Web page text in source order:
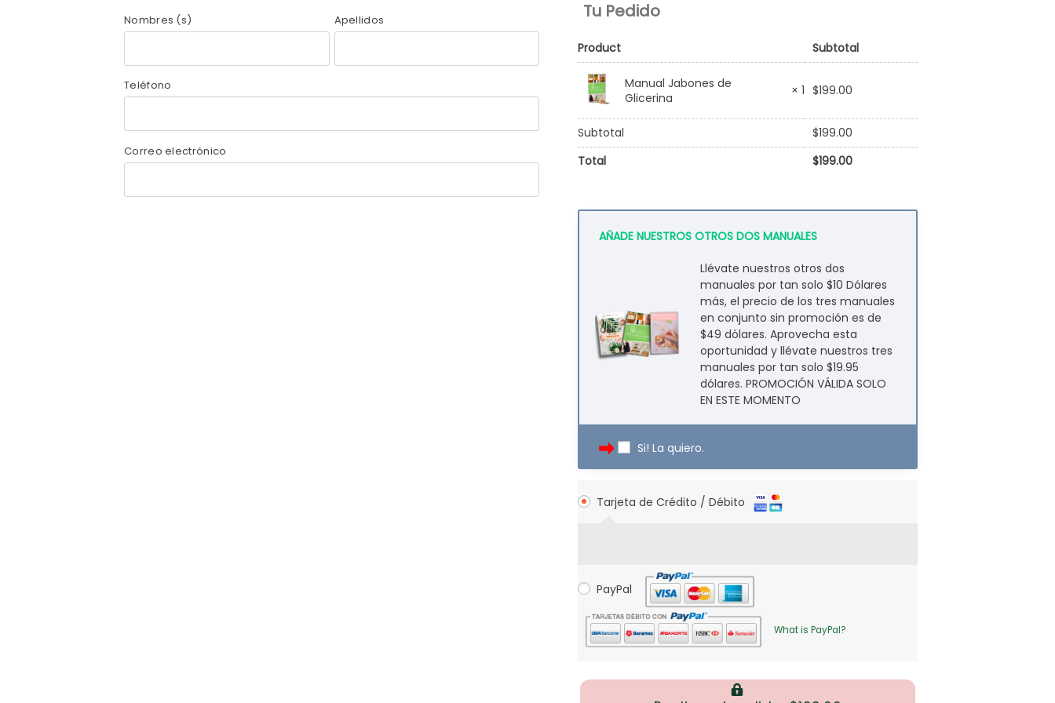
Nombres (s) Apellidos
Teléfono
Correo electrónico
Product Subtotal
Manual Jabones de
Glicerina
× 1 $199.00
Subtotal $199.00
Total
$199.00
AÑADE NUESTROS OTROS DOS MANUALES
Llévate nuestros otros dos
manuales por tan solo $10 Dólares
más, el precio de los tres manuales
en conjunto sin promoción es de
$49 dólares. Aprovecha esta
oportunidad y llévate nuestros tres
manuales por tan solo $19.95
dólares. PROMOCIÓN VÁLIDA SOLO
EN ESTE MOMENTO
Si! La quiero.
Tarjeta de Crédito / Débito
PayPal
What is PayPal?